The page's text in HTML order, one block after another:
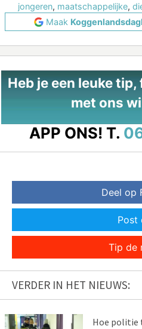
jongeren, maatschappelijke,
Maak
Heb je een leuke
met ons
APP ONS! T.
Deel op
Post
Tip de
VERDER IN HET NIEUWS:
Hoe politie